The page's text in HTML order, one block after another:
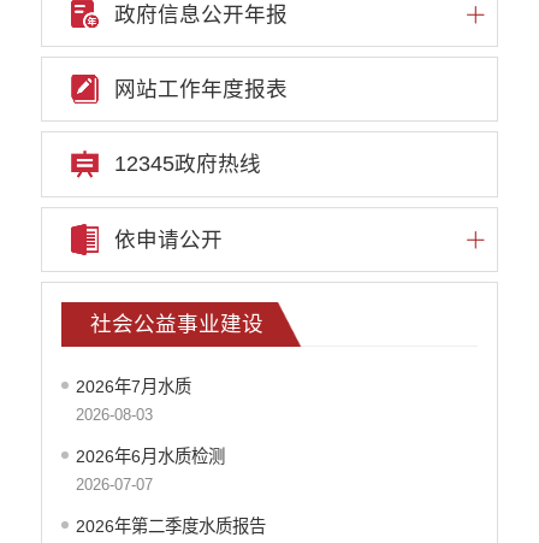
发展和改革信息公开
教育教学信息公开
安全生产信息公开
市场监管信息公开
住建工作信息公开
文化和旅游工作信息公开
民政工作信息公开
审计结果公示
人社信息公开
新闻发布
社会公益事业建设
政府债务信息公开
人大建议和政协提案
机构职能
政府信息公开年报
网站工作年度报表
12345政府热线
依申请公开
社会公益事业建设
2026年7月水质
2026-08-03
2026年6月水质检测
2026-07-07
2026年第二季度水质报告